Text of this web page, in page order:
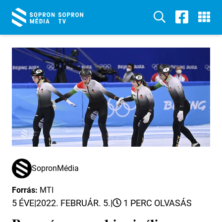
SopronMédia
Forrás: MTI
5 ÉVE|2022. FEBRUÁR. 5.| 1 PERC OLVASÁS